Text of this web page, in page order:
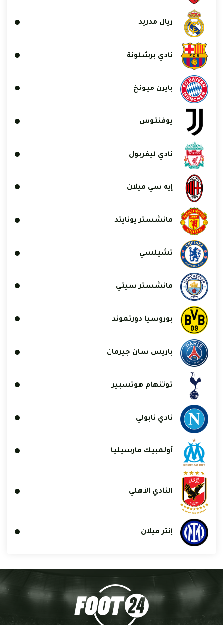
ريال مدريد
نادي برشلونة
بايرن ميونخ
يوفنتوس
نادي ليفربول
إيه سي ميلان
مانشستر يونايتد
تشيلسي
مانشستر سيتي
بوروسيا دورتموند
باريس سان جيرمان
توتنهام هوتسبير
نادي نابولي
أولمبيك مارسيليا
النادي الأهلي
إنتر ميلان